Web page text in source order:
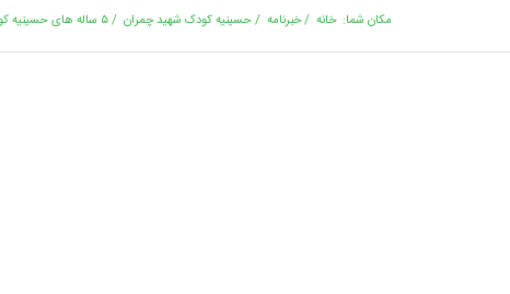
مکان شما: خانه /خبرنامه /حسینیه کودک شهید چمران /۵ ساله های حسینیه کودک شهید چمران